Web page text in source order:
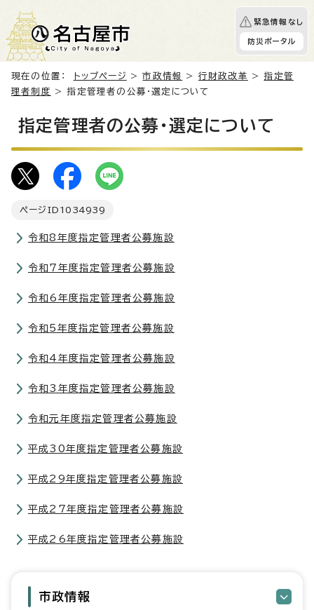
緊急情報なし
防災ポータル
現在の位置： トップページ >市政情報 > 行財政改革 >指定管
理者制度
> 指定管理者の公募・選定について
指定管理者の公募・選定について
ページID 1034939
令和8年度指定管理者公募施設
令和7年度指定管理者公募施設
令和6年度指定管理者公募施設
令和5年度指定管理者公募施設
令和4年度指定管理者公募施設
令和3年度指定管理者公募施設
令和元年度指定管理者公募施設
平成30年度指定管理者公募施設
平成29年度指定管理者公募施設
平成27年度指定管理者公募施設
平成26年度指定管理者公募施設
市政情報